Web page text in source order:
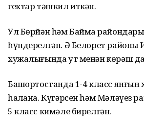
гектар тәшкил иткән.
Ул Бөрйән һәм Баймаҡ
һүндерелгән. Ә Белорет районы
хужалығында ут менән көрәш
Башҡортостанда 1-4 класс янғын
һаҡлана. Күгәрсен һәм Мәләүез
5 класс кимәле бирелгән.